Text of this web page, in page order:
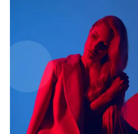
Contact us
Subscription Plans
My account